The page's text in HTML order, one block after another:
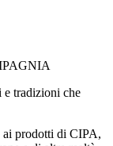
e tradizioni che
ai prodotti di CIPA,